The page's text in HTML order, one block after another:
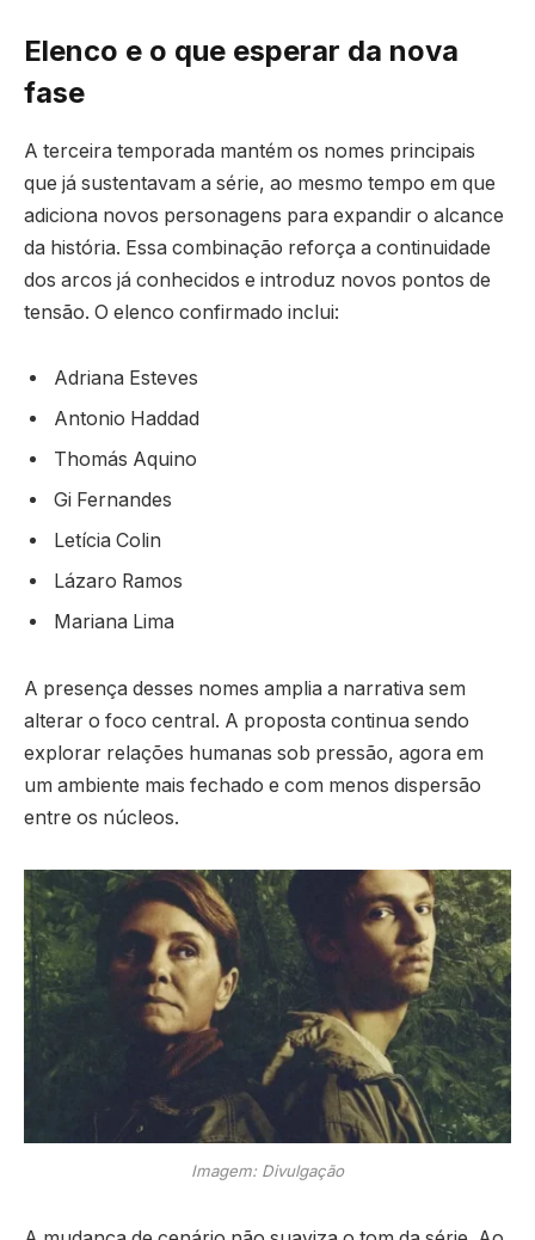
Elenco e o que esperar da nova
fase
A terceira temporada mantém os nomes principais
que já sustentavam a série, ao mesmo tempo em que
adiciona novos personagens para expandir o alcance
da história. Essa combinação reforça a continuidade
dos arcos já conhecidos e introduz novos pontos de
tensão. O elenco confirmado inclui:
Adriana Esteves
Antonio Haddad
Thomás Aquino
Gi Fernandes
Letícia Colin
Lázaro Ramos
Mariana Lima
A presença desses nomes amplia a narrativa sem
alterar o foco central. A proposta continua sendo
explorar relações humanas sob pressão, agora em
um ambiente mais fechado e com menos dispersão
entre os núcleos.
Imagem: Divulgação